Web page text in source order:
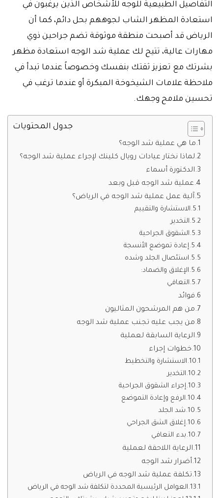
التفاصيل الطبيعية للوجه للأشخاص الذين يرغبون في
استعادة المظهر الشاب لجوههم بحل دائم، كما أن
الرياض قد أصبحت منطقة موثوقة تضم جراحين ذوي
مهارات عالية، تتيح لك عملية شد الوجه استعادة مظهر
بشرتك مع تعزيز ثقتك بنفسك وخصوصاً عندما تبدأ في
ملاحظة علامات الشيخوخة المبكرة أو عندما ترغب في
تحسين ملامح وجهك.
جدول المحتويات
ما هي عملية شد الوجه؟
لماذا نختار عيادات رويال كلينك لإجراء عملية شد الوجه؟
الدكتورة أسماء
عملية شد الوجه قبل وبعد
آلية عمل عملية شد الوجه في الرياض؟
الاستشارة والتقييم
التخدير
الشقوق الجراحية
إعادة تموضع الأنسجة
استئصال الجلد وشده
الإغلاق والضماد:
التعافي
فوائد
من هم المرشحون المثاليون
من يجب عليه تجنب عملية شد الوجه
الرعاية السابقة لعملية
خطوات إجراء
الاستشارة والتخطيط
التخدير
إجراء الشقوق الجراحية
الرفع وإعادة التموضع
شد الجلد
إغلاق الشق الجراحي
بدء التعافي
الرعاية اللاحقة لعملية
أضرار شد الوجه
تكلفة عملية شد الوجه في الرياض
العوامل الرئيسية المحددة لتكلفة شد الوجه في الرياض